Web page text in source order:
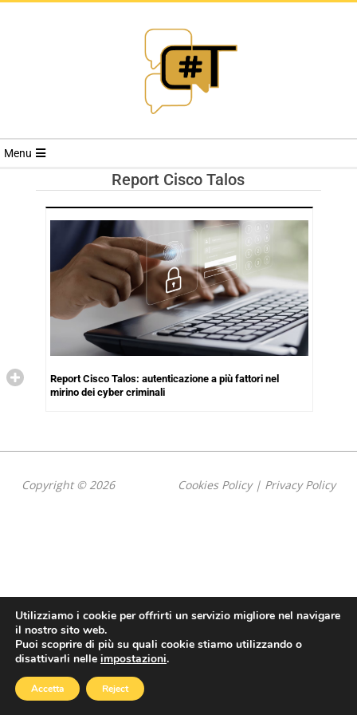
RIVISTA
TRENDS
Menu
Report Cisco Talos
Report Cisco Talos: autenticazione a più fattori nel
mirino dei cyber criminali
Copyright © 2026 Cookies Policy| Privacy Policy
Utilizziamo i cookie per offrirti un servizio migliore nel navigare
il nostro sito web.
Puoi scoprire di più su quali cookie stiamo utilizzando o
disattivarli nelle impostazioni.
Accetta Reject